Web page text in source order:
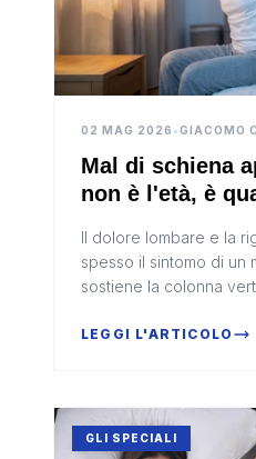
02 MAG 2026 •GIACOMO
Mal di schiena
non è l'età, è
Il dolore lombare e la
spesso il sintomo di un
sostiene la colonna
nel letto.
LEGGI L'ARTICOLO
GLI SPECIALI